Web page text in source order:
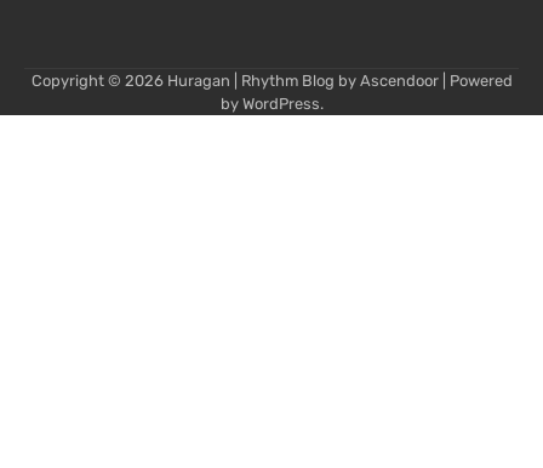
Copyright © 2026 Huragan | Rhythm Blog by Ascendoor| Powered
by WordPress.